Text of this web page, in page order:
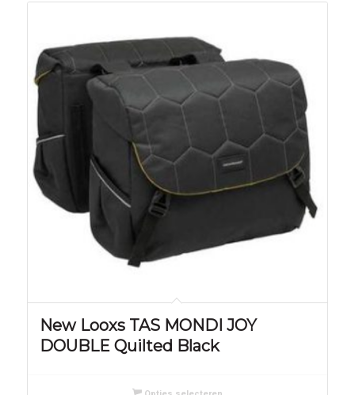
New Looxs TAS MONDI JOY
DOUBLE Quilted Black